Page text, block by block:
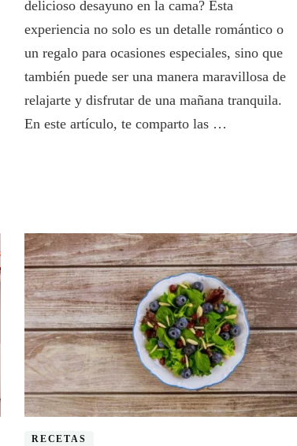
en
la
Perfecto
delicioso desayuno en la cama? Esta
experiencia no solo es un detalle romántico o
un regalo para ocasiones especiales, sino que
también puede ser una manera maravillosa de
relajarte y disfrutar de una mañana tranquila.
En este artículo, te comparto las …
RECETAS